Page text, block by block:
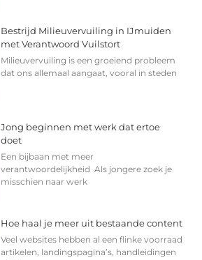
Bestrijd Milieuvervuiling in IJmuiden
met Verantwoord Vuilstort
Milieuvervuiling is een groeiend probleem
dat ons allemaal aangaat, vooral in steden
Jong beginnen met werk dat ertoe
doet
Een bijbaan met meer
verantwoordelijkheid Als jongere zoek je
misschien naar werk
Hoe haal je meer uit bestaande content
Veel websites hebben al een flinke voorraad
artikelen, landingspagina’s, handleidingen